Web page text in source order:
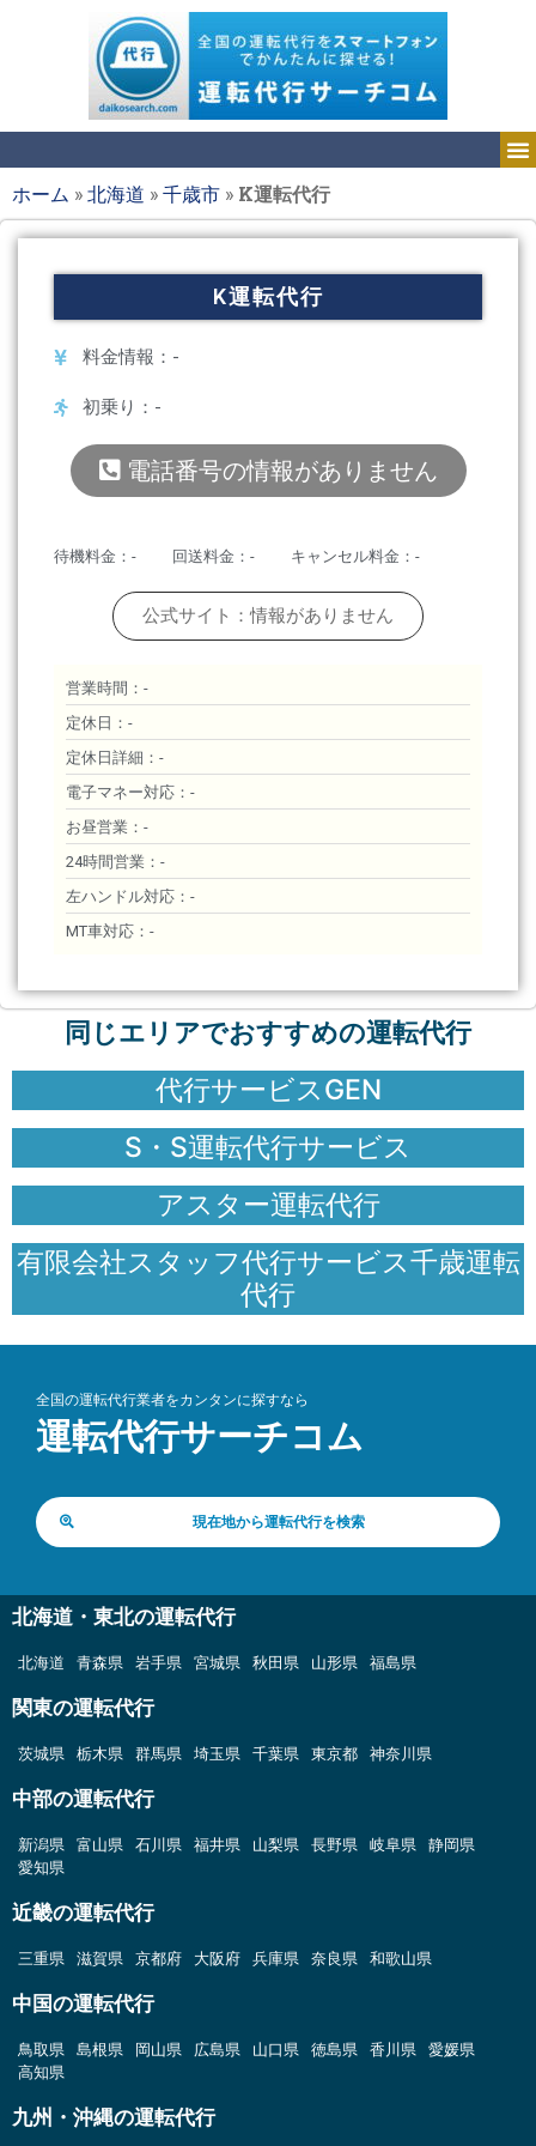
ホーム »北海道 »千歳市 » K運転代行
K運転代行
料金情報：-
初乗り：-
電話番号の情報がありません
待機料金：- 回送料金：- キャンセル料金：-
公式サイト：情報がありません
営業時間：-
定休日：-
定休日詳細：-
電子マネー対応：-
お昼営業：-
24時間営業：-
左ハンドル対応：-
MT車対応：-
同じエリアでおすすめの運転代行
代行サービスGEN
S・S運転代行サービス
アスター運転代行
有限会社スタッフ代行サービス千歳運転
代行
全国の運転代行業者をカンタンに探すなら
運転代行サーチコム
現在地から運転代行を検索
北海道・東北の運転代行
北海道 青森県 岩手県 宮城県 秋田県 山形県 福島県
関東の運転代行
茨城県 栃木県 群馬県 埼玉県 千葉県 東京都 神奈川県
中部の運転代行
新潟県 富山県 石川県 福井県 山梨県 長野県 岐阜県
静岡県
愛知県
近畿の運転代行
三重県 滋賀県 京都府 大阪府 兵庫県 奈良県 和歌山県
中国の運転代行
鳥取県 島根県 岡山県 広島県 山口県 徳島県 香川県
愛媛県
高知県
九州・沖縄の運転代行